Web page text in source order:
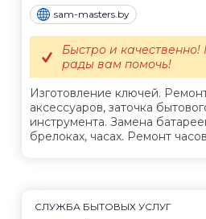
sam-masters.by
Изготовление ключей.
аксессуаров, заточка
инструмента. Замена
брелоках, часах. Ремонт
Быстро и
рады вам помочь!
СЛУЖБА БЫТОВЫХ УСЛУГ